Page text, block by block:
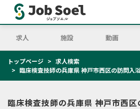
求人 施設 動画
トップページ
求人検索
臨床検査技師の兵庫県 神戸市西区の訪問入
臨床検査技師の兵庫県 神戸市西